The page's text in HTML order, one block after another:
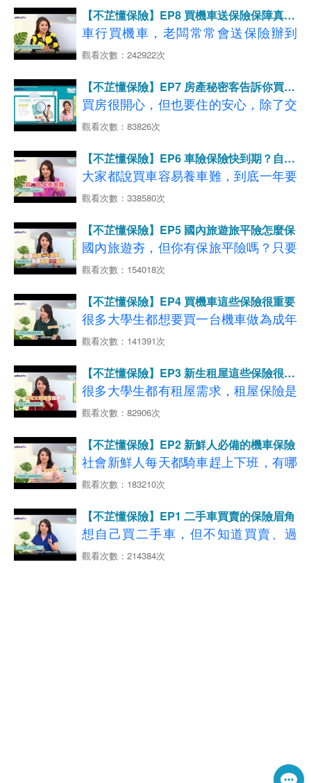
→了解更多，立即試算投保GO
看更多【租屋放心款】
延伸閱讀：【房客自救必看】租屋族4
了，跟著旅遊主題輕鬆選！
→了解更多，立即試算投保GO
延伸閱讀：好想去海島度假 高CP值首選在台灣
大宗 用電安全要注意！
【06:00-08:06】跟著檢查！居家用電
不NG
【08:10-10:32】最後一道防護網 投保
住宅火險-安心防護款
【10:34-12:02】住宅火險規劃好 居家
→了解更多，立即試算投保GO
看更多 【住宅火險推薦】
預售屋市場必懂的6件事
【00:58-04:54】台灣人必做清單 魯特
載著媽媽環島去
【04:59-07:37】環島這樣玩！行前規
【07:38-08:26】環島旅行堤防意外 行
經這些路段要小心！
【08:29-12:34】愛是愛呆丸 環島前別
忘了保險！
看更多 【機車第三人責任保險】
延伸閱讀：【機車環島旅遊】台9線精
選機車旅遊4大熱門景點
全，以及買新車該注意的保險～
◆影片分段重點說明如下：
【00:27-01:12】電動車時代來臨 買新
車要選電動車嗎?
【01:44-03:27】電動車成潮流 跟燃油
車差在哪?
【03:49-07:49】長途開車狀況多 意外
發生怎處理?
【08:00-12:33】了解自己的需求 新車
→了解更多，立即試算投保
延伸閱讀：三個關鍵～讓你買車體險一次上手
【不芷懂保險】EP8 買機車送保險保障真的
足夠嗎？
車行買機車，老闆常常會送保險辦到
好，看起來很優惠，但一定要看清楚保
題～
◆影片分段重點說明如下：
【00:40-05:10】買機車送保險 該保的
卻沒保到？
【05:16-07:15】機車族保對險 風險一
【07:28-10:08】把錢花在刀口上！保
險應量身打造
【10:15-12:04】怎麼評估自身需求 找
到適合的機車？
【12:13-13:33】不是只有換機油！機
車保養重點？
→了解更多，立即試算投保GO
看更多【機車險種推薦】
延伸閱讀：畢業季後掀買車潮 騎車通勤好便利卻
觀看次數：242922次
【不芷懂保險】EP7 房產秘密客告訴你買新
屋注意事項～
買房很開心，但也要住的安心，除了交
屋流程要細看，住宅火險也一定要保，
客不藏私大公開！
◆影片分段重點說明如下：
【00:50-02:30】走訪上千建案 新奇建
案面面觀
【02:33-06:10】賞屋這樣看！新手也
能變專家
【06:18-07:59】比起新成屋 為何預售
屋更受歡迎？
【08:05-09:06】保單拿出來！有看懂
【09:07-12:09】投保住宅火險要知道
房價≠住宅火險保額
【12:18-14:26】注意！住宅火險若不
→了解更多，立即試算投保GO
看更多 【住宅火險保障】
元化保險捍衛溫暖家園
觀看次數：83826次
【不芷懂保險】EP6 車險保險快到期？自己
處理省更多！
大家都說買車容易養車難，到底一年要
花多少錢養車？車險要注意哪些，才能
小資族代表冰蹦拉來分享！
◆影片分段重點說明如下：
【01:40-02:23】買車容易養車難 養車
開銷有多大?
【04:53-09:08】車險保費每年繳 你清
楚有哪些保障嗎?
【08:14-09:44】網路投保車險超方便
又便宜，自己也可以處理!
看更多【第三人責任險】
延伸閱讀：五分鐘快速認識汽車保險
觀看次數：338580次
【不芷懂保險】EP5 國內旅遊旅平險怎麼保
國內旅遊夯，但你有保旅平險嗎？只要
是旅遊都會有風險，開心出門也要平安
灣的秘境景點，以及他帶團遇過的意外
事件與處理方式！
◆影片分段重點說明如下：
【01:56-06:02】重溫搭機喜悅 達人帶
你遊台灣離島
況也不少？！
【10:04-12:22】離島自由行 租來的車
撞壞了怎麼辦？
【12:19-13:20】離島租車旅遊更安
心！旅平+附加租借車險
觀看次數：154018次
【不芷懂保險】EP4 買機車這些保險很重要
很多大學生都想要買一台機車做為成年
禮，一定要有正確的機車保險知識，才
享他的大學瘋狂夜衝經驗，並告訴大家
正確的機車保險觀念！
◆影片分段重點說明如下：
【01:56-06:02】Eason夜衝私房秘境大
公開
【06:40-09:57】大學生騎車神隊友！
強制+第三人責任險
【10:04-12:22】投保第三人責任險+超
額責任險 遇超跑才不會心驚
觀看次數：141391次
【不芷懂保險】EP3 新生租屋這些保險很重
要
很多大學生都有租屋需求，租屋保險是
非常重要的～永康曾咖郎憑著多年租屋
◆影片分段重點說明如下：
【00:57-02:19】租屋找房眉角多 居住
安全擺第一
【02:21-04:53】租屋處遭祝融 驚險一
瞬間
觀看次數：82906次
【不芷懂保險】EP2 新鮮人必備的機車保險
社會新鮮人每天都騎車趕上下班，有哪
些機車相關的保險知識是我們一定要知
◆影片分段重點說明如下：
【00:46-03:12】第一份薪水開始存 25
觀看次數：183210次
【不芷懂保險】EP1 二手車買賣的保險眉角
想自己買二手車，但不知道買賣、過
戶、保險該注意哪些？
【14:45-15:25】二手車車險不可省! 專
觀看次數：214384次